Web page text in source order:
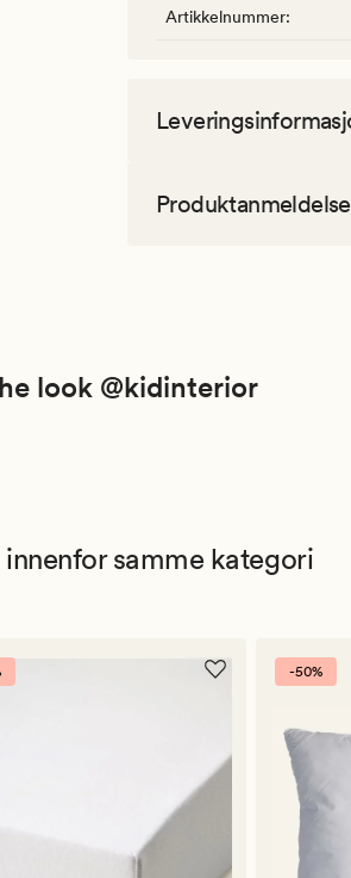
Artikkelnummer:
look @kidinterior
innenfor samme kategori
-50%